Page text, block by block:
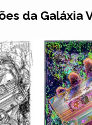
da Galáxia